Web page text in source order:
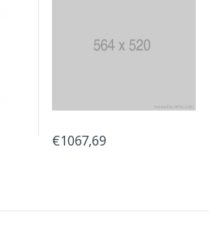
€1067,69